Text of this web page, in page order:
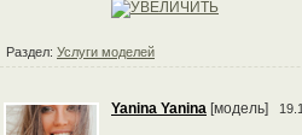
Раздел: Услуги моделей
Yanina Yanina [модель]